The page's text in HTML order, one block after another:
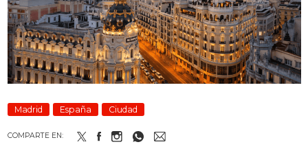
Madrid España Ciudad
COMPARTE EN: